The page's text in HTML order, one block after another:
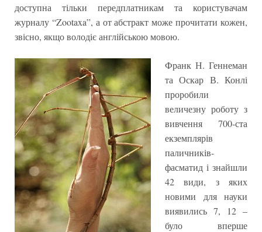
доступна тільки передплатникам та користувачам
журналу “Zootaxa”, а от абстракт може прочитати кожен,
звісно, якщо володіє англійською мовою.
Франк Н. Геннеман
та Оскар В. Конлі
проробили
величезну роботу з
вивчення 700-ста
екземплярів
паличників-
фасматид і знайшли
42 види, з яких
новими для науки
виявились 7, 12 –
було вперше